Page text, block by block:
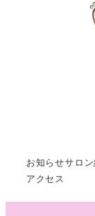
お知らせサロ
アクセス